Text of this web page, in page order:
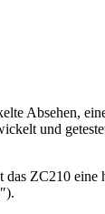
Absehen,
und
ZC210